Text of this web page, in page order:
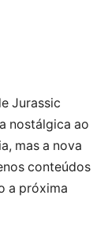
Jurassic
nostálgica ao
mas a nova
conteúdos
a próxima